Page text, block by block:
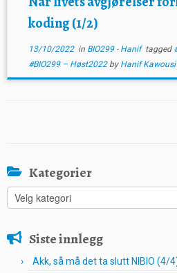
koding (1/2)
13/10/2022in BIO299 - Haniftagged
#BIO299 – Høst2022 by Hanif Kawousi
Kategorier
Kategorier
Siste innlegg
Akk, så må det ta slutt NIBIO (4/